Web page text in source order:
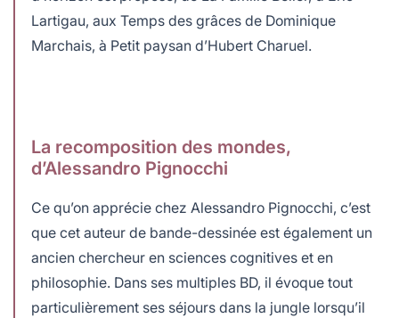
Lartigau, aux Temps des grâces de Dominique
Marchais, à Petit paysan d’Hubert Charuel.
La recomposition des mondes,
d’Alessandro Pignocchi
Ce qu’on apprécie chez Alessandro Pignocchi, c’est
que cet auteur de bande-dessinée est également un
ancien chercheur en sciences cognitives et en
philosophie. Dans ses multiples BD, il évoque tout
particulièrement ses séjours dans la jungle lorsqu’il